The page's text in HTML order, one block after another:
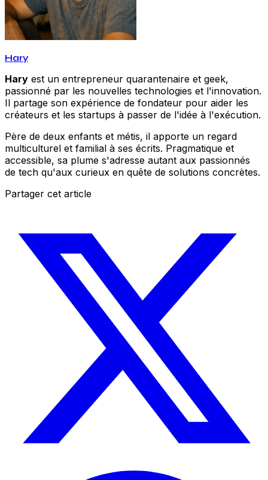
Hary
Hary est un entrepreneur quarantenaire et geek,
passionné par les nouvelles technologies et l'innovation.
Il partage son expérience de fondateur pour aider les
créateurs et les startups à passer de l'idée à l'exécution.
Père de deux enfants et métis, il apporte un regard
multiculturel et familial à ses écrits. Pragmatique et
accessible, sa plume s'adresse autant aux passionnés
de tech qu'aux curieux en quête de solutions concrètes.
Partager cet article